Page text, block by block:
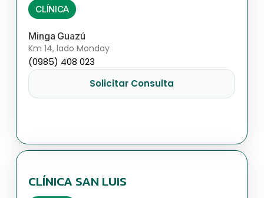
CLÍNICA
Minga Guazú
Km 14, lado Monday
(0985) 408 023
Solicitar Consulta
CLÍNICA SAN LUIS